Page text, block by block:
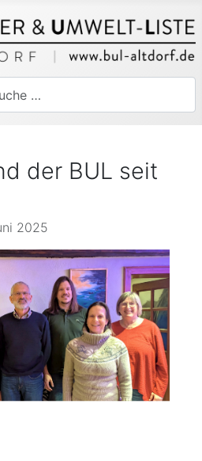
der BUL seit
2025